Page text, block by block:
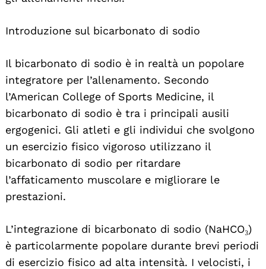
Introduzione sul bicarbonato di sodio
Il bicarbonato di sodio è in realtà un popolare
integratore per l’allenamento. Secondo
l’American College of Sports Medicine, il
bicarbonato di sodio è tra i principali ausili
ergogenici. Gli atleti e gli individui che svolgono
un esercizio fisico vigoroso utilizzano il
bicarbonato di sodio per ritardare
l’affaticamento muscolare e migliorare le
prestazioni.
L’integrazione di bicarbonato di sodio (NaHCO₃)
è particolarmente popolare durante brevi periodi
di esercizio fisico ad alta intensità. I velocisti, i